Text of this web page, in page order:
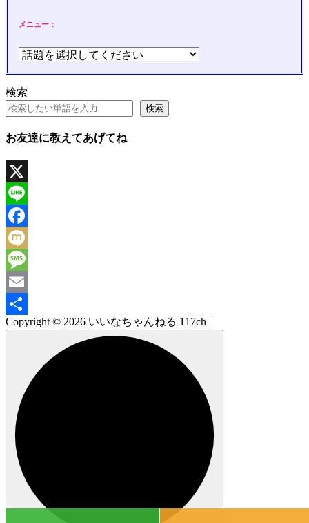
メニュー：
検索
検索
お友達に教えてあげてね
X
Line
Facebook
Mixi
Message
Email
共
Copyright © 2026 いいなちゃんねる 117ch |